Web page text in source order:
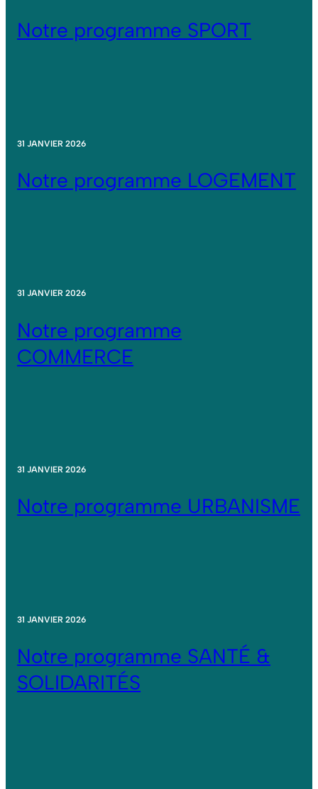
Notre programme SPORT
31 JANVIER 2026
Notre programme LOGEMENT
31 JANVIER 2026
Notre programme
COMMERCE
31 JANVIER 2026
Notre programme URBANISME
31 JANVIER 2026
Notre programme SANTÉ &
SOLIDARITÉS